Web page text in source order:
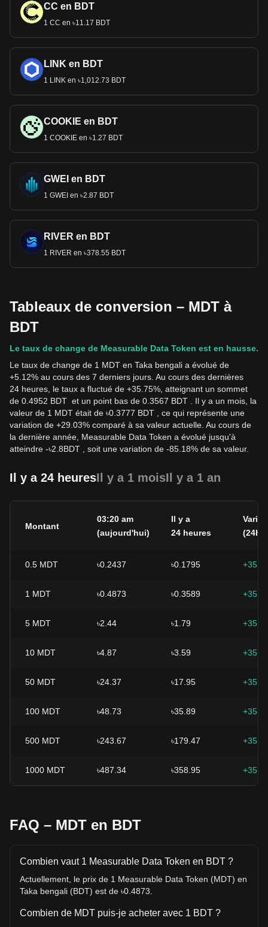
CC en BDT
1 CC en ৳11.17 BDT
LINK en BDT
1 LINK en ৳1,012.73 BDT
COOKIE en BDT
1 COOKIE en ৳1.27 BDT
GWEI en BDT
1 GWEI en ৳2.87 BDT
RIVER en BDT
1 RIVER en ৳378.55 BDT
Tableaux de conversion – MDT à
BDT
Le taux de change de Measurable Data Token est en hausse.
Le taux de change de 1 MDT en Taka bengali a évolué de
+5.12% au cours des 7 derniers jours. Au cours des dernières
24 heures, le taux a fluctué de +35.75%, atteignant un sommet
de 0.4952 BDT et un point bas de 0.3567 BDT . Il y a un mois, la
valeur de 1 MDT était de ৳0.3777 BDT , ce qui représente une
variation de +29.03% comparé à sa valeur actuelle. Au cours de
la dernière année, Measurable Data Token a évolué jusqu'à
atteindre -৳2.8BDT , soit une variation de -85.18% de sa valeur.
Il y a 24 heuresIl y a 1 moisIl y a 1 an
Montant
03:20 am
(aujourd'hui)
Il y a
24 heures
(24h)
0.5 MDT ৳0.2437 ৳0.1795
1 MDT ৳0.4873 ৳0.3589
5 MDT ৳2.44 ৳1.79
10 MDT ৳4.87 ৳3.59
50 MDT ৳24.37 ৳17.95
100 MDT ৳48.73 ৳35.89
500 MDT ৳243.67 ৳179.47
1000 MDT ৳487.34 ৳358.95
FAQ – MDT en BDT
Combien vaut 1 Measurable Data Token en BDT ?
Actuellement, le prix de 1 Measurable Data Token (MDT) en
Taka bengali (BDT) est de ৳0.4873.
Combien de MDT puis-je acheter avec 1 BDT ?